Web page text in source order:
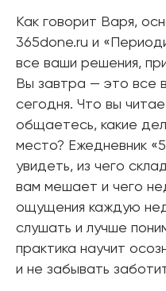
Как говорит Варя,
365done.ru и
все ваши решения,
Вы завтра — это все
сегодня. Что вы
общаетесь, какие
место? Ежедневник
увидеть, из чего
вам мешает и чего
ощущения каждую
слушать и лучше
практика научит
и не забывать